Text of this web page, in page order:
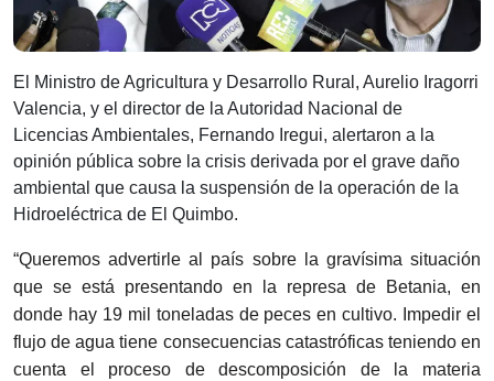
​El Ministro de Agricultura y Desarrollo Rural, Aurelio Iragorri
Valencia, y el director de la Autoridad Nacional de
Licencias Ambientales, Fernando Iregui, alertaron a la
opinión pública sobre la crisis derivada por el grave daño
ambiental que causa la suspensión de la operación de la
Hidroeléctrica de El Quimbo.
“Queremos advertirle al país sobre la gravísima situación
que se está presentando en la represa de Betania, en
donde hay 19 mil toneladas de peces en cultivo. Impedir el
flujo de agua tiene consecuencias catastróficas teniendo en
cuenta el proceso de descomposición de la materia